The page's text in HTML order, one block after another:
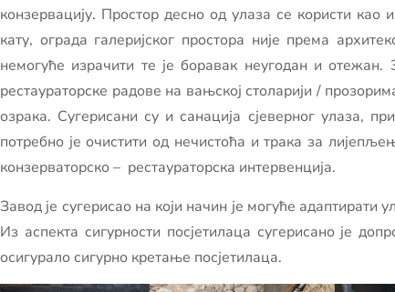
конзервацију. Простор десно од улаза се користи
кату, ограда галеријског простора није према
немогуће израчити те је боравак неугодан и
рестаураторске радове на вањској столарији /
озрака. Сугерисани су и санација сјеверног улаза,
потребно је очистити од нечистоћа и трака за
конзерваторско – рестаураторска интервенција.
Завод је сугерисао на који начин је могуће
Из аспекта сигурности посјетилаца сугерисано је
осигурало сигурно кретање посјетилаца.